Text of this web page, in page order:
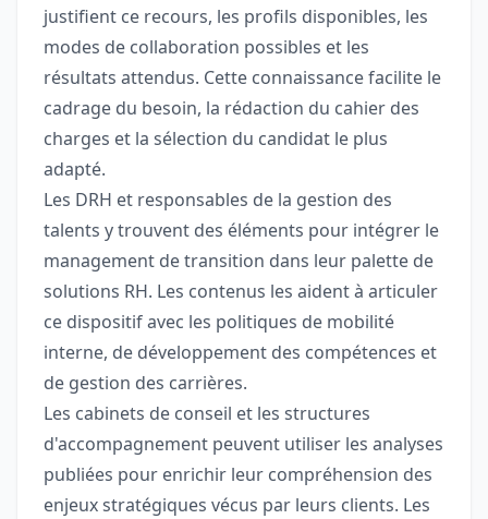
justifient ce recours, les profils disponibles, les
modes de collaboration possibles et les
résultats attendus. Cette connaissance facilite le
cadrage du besoin, la rédaction du cahier des
charges et la sélection du candidat le plus
adapté.
Les DRH et responsables de la gestion des
talents y trouvent des éléments pour intégrer le
management de transition dans leur palette de
solutions RH. Les contenus les aident à articuler
ce dispositif avec les politiques de mobilité
interne, de développement des compétences et
de gestion des carrières.
Les cabinets de conseil et les structures
d'accompagnement peuvent utiliser les analyses
publiées pour enrichir leur compréhension des
enjeux stratégiques vécus par leurs clients. Les